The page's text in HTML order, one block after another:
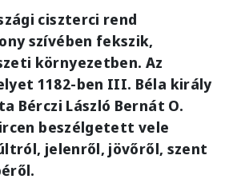
ciszterci rend
szívében fekszik,
környezetben. Az
1182-ben III. Béla király
Bérczi László Bernát O.
beszélgetett vele
jelenről, jövőről, szent